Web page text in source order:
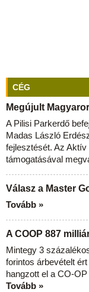
CÉG
Megújult
A Pilisi Parkerdő
Madas László
fejlesztését. Az
támogatásával
Válasz a Master
Tovább »
A COOP 887
Mintegy 3
forintos árbevételt
hangzott el a CO-
Tovább »